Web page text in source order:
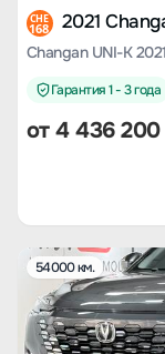
CHE
168 2021
Changan UNI-K
Гарантия 1 - 3 года
от4 436 200
54000 км.